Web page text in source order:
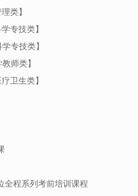
类】
专技类】
专技类】
师类】
卫生类】
全程系列考前培训课程